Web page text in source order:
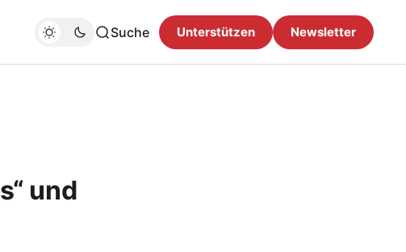
Suche Unterstützen Newsletter
und